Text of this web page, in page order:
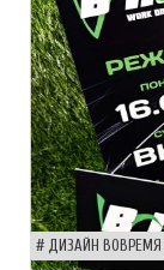
ДИЗАЙН ВОВРЕМЯ